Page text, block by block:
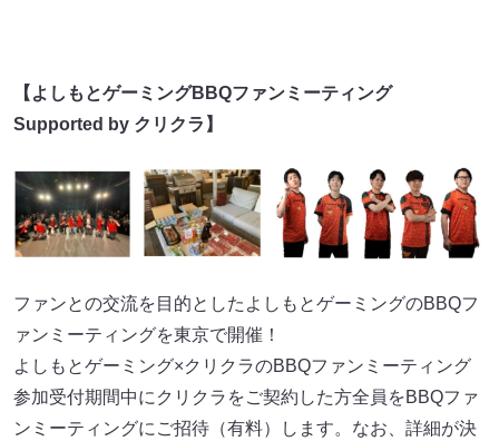
【よしもとゲーミングBBQファンミーティング
Supported by クリクラ】
ファンとの交流を目的としたよしもとゲーミングのBBQフ
ァンミーティングを東京で開催！
よしもとゲーミング×クリクラのBBQファンミーティング
参加受付期間中にクリクラをご契約した方全員をBBQファ
ンミーティングにご招待（有料）します。なお、詳細が決